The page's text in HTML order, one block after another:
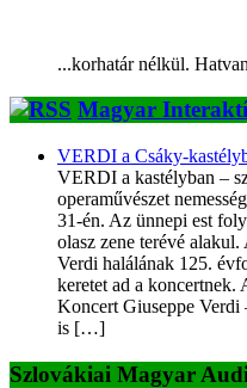
...korhatár nélkül.
Magyar
VERDI a Csáky-
VERDI a kastélyban –
operaművészet
31-én. Az ünnepi est
olasz zene terévé
Verdi halálának 125.
keretet ad a koncertnek.
Koncert Giuseppe Verdi
is […]
Szlovákiai Magyar